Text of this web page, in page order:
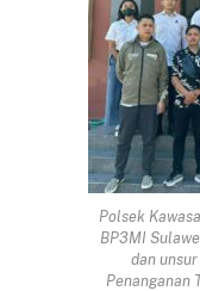
Polsek
BP3MI
dan
Penanganan